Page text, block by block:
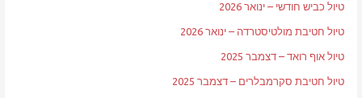
טיול כביש חודשי – ינואר 2026
טיול חטיבת מולטיסטרדה – ינואר 2026
טיול אוף רואד – דצמבר 2025
טיול חטיבת סקרמבלרים – דצמבר 2025